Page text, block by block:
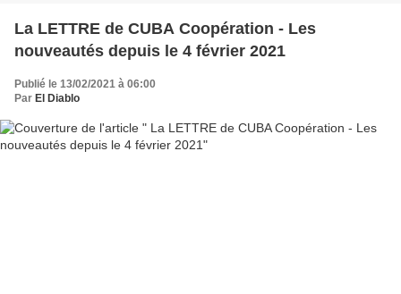
La LETTRE de CUBA Coopération - Les
nouveautés depuis le 4 février 2021
Publié le 13/02/2021 à 06:00
Par El Diablo